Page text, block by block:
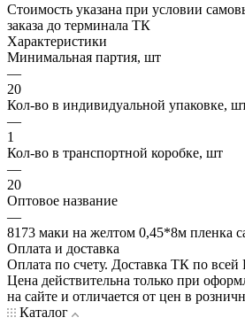
Стоимость указана при условии
заказа до терминала ТК
Характеристики
Минимальная партия, шт
—
20
Кол-во в индивидуальной упаковке,
—
1
Кол-во в транспортной коробке, шт
—
20
Оптовое название
—
8173 маки на желтом 0,45*8м пленка
Оплата и доставка
Оплата по счету. Доставка ТК по всей
Цена действительна только при
на сайте и отличается от цен в
Каталог